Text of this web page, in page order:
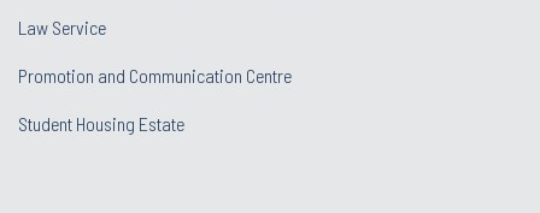
Law Service
Promotion and Communication Centre
Student Housing Estate